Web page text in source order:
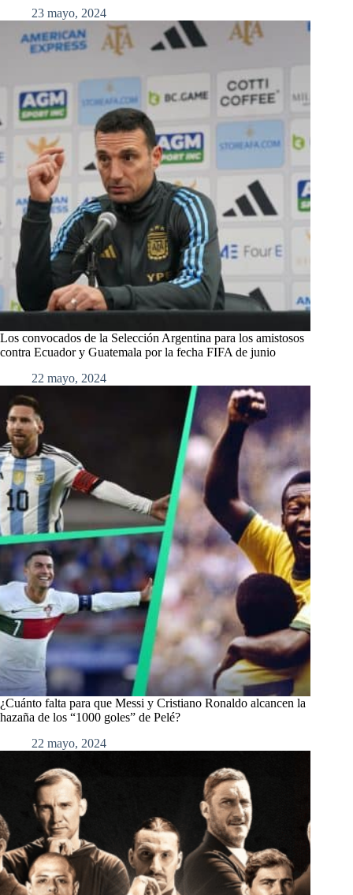
23 mayo, 2024
Los convocados de la Selección Argentina para los amistosos
contra Ecuador y Guatemala por la fecha FIFA de junio
22 mayo, 2024
¿Cuánto falta para que Messi y Cristiano Ronaldo alcancen la
hazaña de los “1000 goles” de Pelé?
22 mayo, 2024